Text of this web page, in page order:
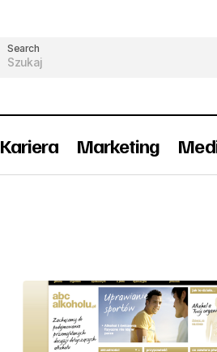
Search
Kariera Marketing